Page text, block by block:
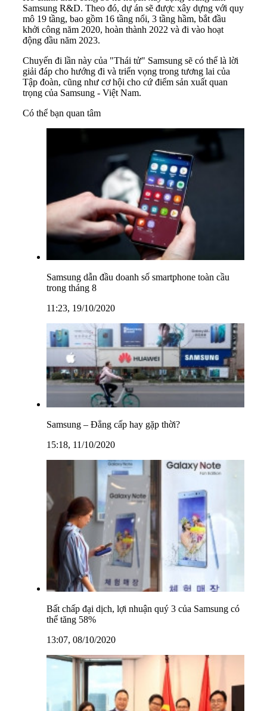
Samsung R&D. Theo đó, dự án sẽ được xây dựng với quy
mô 19 tầng, bao gồm 16 tầng nổi, 3 tầng hầm, bắt đầu
khởi công năm 2020, hoàn thành 2022 và đi vào hoạt
động đầu năm 2023.
Chuyến đi lần này của "Thái tử" Samsung sẽ có thể là lời
giải đáp cho hướng đi và triển vọng trong tương lai của
Tập đoàn, cũng như cơ hội cho cứ điểm sản xuất quan
trọng của Samsung - Việt Nam.
Có thể bạn quan tâm
Samsung dẫn đầu doanh số smartphone toàn cầu
trong tháng 8
11:23, 19/10/2020
Samsung – Đẳng cấp hay gặp thời?
15:18, 11/10/2020
Bất chấp đại dịch, lợi nhuận quý 3 của Samsung có
thể tăng 58%
13:07, 08/10/2020